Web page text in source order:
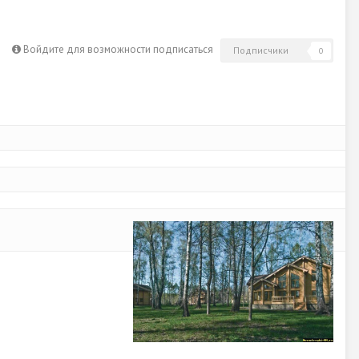
Войдите для возможности подписаться Подписчики 0